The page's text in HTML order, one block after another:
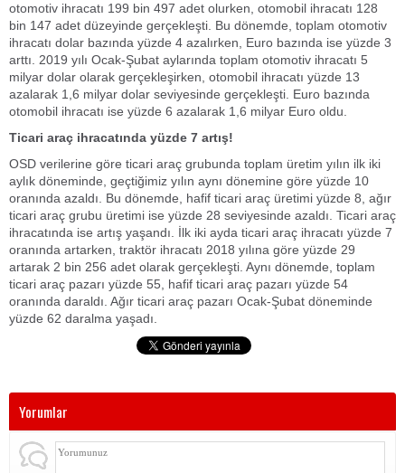
otomotiv ihracatı 199 bin 497 adet olurken, otomobil ihracatı 128
bin 147 adet düzeyinde gerçekleşti. Bu dönemde, toplam otomotiv
ihracatı dolar bazında yüzde 4 azalırken, Euro bazında ise yüzde 3
arttı. 2019 yılı Ocak-Şubat aylarında toplam otomotiv ihracatı 5
milyar dolar olarak gerçekleşirken, otomobil ihracatı yüzde 13
azalarak 1,6 milyar dolar seviyesinde gerçekleşti. Euro bazında
otomobil ihracatı ise yüzde 6 azalarak 1,6 milyar Euro oldu.
Ticari araç ihracatında yüzde 7 artış!
OSD verilerine göre ticari araç grubunda toplam üretim yılın ilk iki
aylık döneminde, geçtiğimiz yılın aynı dönemine göre yüzde 10
oranında azaldı. Bu dönemde, hafif ticari araç üretimi yüzde 8, ağır
ticari araç grubu üretimi ise yüzde 28 seviyesinde azaldı. Ticari araç
ihracatında ise artış yaşandı. İlk iki ayda ticari araç ihracatı yüzde 7
oranında artarken, traktör ihracatı 2018 yılına göre yüzde 29
artarak 2 bin 256 adet olarak gerçekleşti. Aynı dönemde, toplam
ticari araç pazarı yüzde 55, hafif ticari araç pazarı yüzde 54
oranında daraldı. Ağır ticari araç pazarı Ocak-Şubat döneminde
yüzde 62 daralma yaşadı.
Yorumlar